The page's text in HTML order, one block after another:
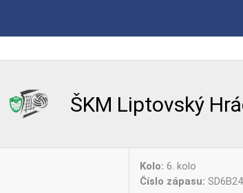
ŠKM Liptovský
Kolo: 6. kolo
Číslo zápasu: SD6B24